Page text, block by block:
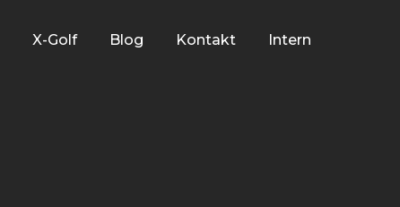
X-Golf Blog Kontakt Intern